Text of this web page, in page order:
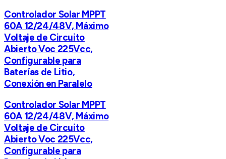
Controlador Solar MPPT
60A 12/24/48V, Máximo
Voltaje de Circuito
Abierto Voc 225Vcc,
Configurable para
Baterías de Litio,
Conexión en Paralelo
Controlador Solar MPPT
60A 12/24/48V, Máximo
Voltaje de Circuito
Abierto Voc 225Vcc,
Configurable para